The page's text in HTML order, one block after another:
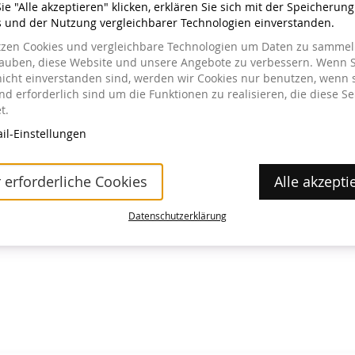
im Museum erhältlich.
"Alle akzeptieren" klicken, erklären Sie sich mit der
und der Nutzung vergleichbarer Technologien einverstanden.
Cookies und vergleichbare Technologien um Daten zu
diese Website und unsere Angebote zu verbessern. Wenn
einverstanden sind, werden wir Cookies nur benutzen, wenn
erforderlich sind um die Funktionen zu realisieren, die diese
Einstellungen
erforderliche Cookies Alle
Datenschutzerklärung